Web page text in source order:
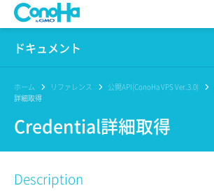
WING
Pencil
ドキュメント
このサイトについて
プロダクト
リファレンス
リリースノート
ホーム リファレンス 公開API(ConoHa VPS Ver.3.0)
詳細取得
Credential詳細取得
Description